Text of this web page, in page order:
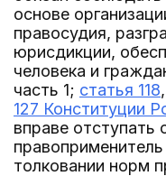
основе
правосудия,
юрисдикции,
человека и
часть 1; статья 118
127 Конституции
вправе отступать
толковании норм